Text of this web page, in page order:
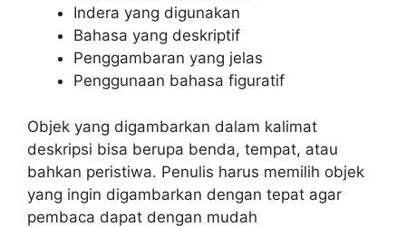
Indera yang digunakan
Bahasa yang deskriptif
Penggambaran yang jelas
Penggunaan bahasa figuratif
Objek yang digambarkan dalam kalimat
deskripsi bisa berupa benda, tempat, atau
bahkan peristiwa. Penulis harus memilih objek
yang ingin digambarkan dengan tepat agar
pembaca dapat dengan mudah